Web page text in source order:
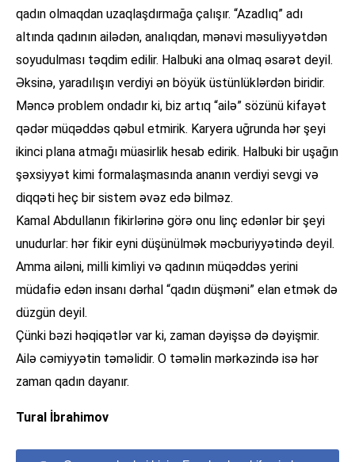
qadın olmaqdan uzaqlaşdırmağa çalışır. “Azadlıq” adı
altında qadının ailədən, analıqdan, mənəvi məsuliyyətdən
soyudulması təqdim edilir. Halbuki ana olmaq əsarət deyil.
Əksinə, yaradılışın verdiyi ən böyük üstünlüklərdən biridir.
Məncə problem ondadır ki, biz artıq “ailə” sözünü kifayət
qədər müqəddəs qəbul etmirik. Karyera uğrunda hər şeyi
ikinci plana atmağı müasirlik hesab edirik. Halbuki bir uşağın
şəxsiyyət kimi formalaşmasında ananın verdiyi sevgi və
diqqəti heç bir sistem əvəz edə bilməz.
Kamal Abdullanın fikirlərinə görə onu linç edənlər bir şeyi
unudurlar: hər fikir eyni düşünülmək məcburiyyətində deyil.
Amma ailəni, milli kimliyi və qadının müqəddəs yerini
müdafiə edən insanı dərhal “qadın düşməni” elan etmək də
düzgün deyil.
Çünki bəzi həqiqətlər var ki, zaman dəyişsə də dəyişmir.
Ailə cəmiyyətin təməlidir. O təməlin mərkəzində isə hər
zaman qadın dayanır.
Tural İbrahimov